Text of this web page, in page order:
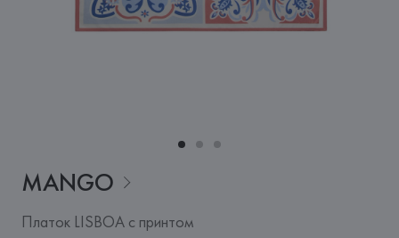
MANGO
Платок LISBOA с принтом